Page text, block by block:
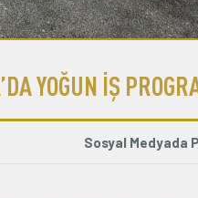
YOĞUN İŞ
Sosyal Medyada